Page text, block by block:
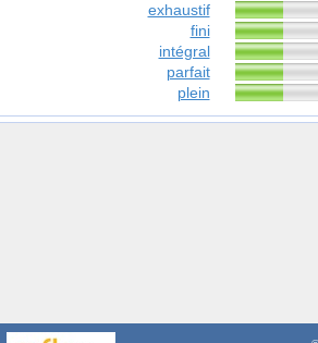
exhaustif
fini
intégral
parfait
plein